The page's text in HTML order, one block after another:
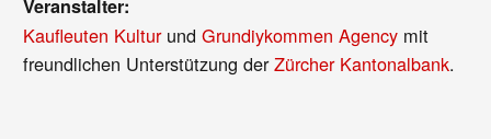
Veranstalter:
Kaufleuten KulturundGrundiykommen Agency mit
freundlichen Unterstützung derZürcher Kantonalbank.